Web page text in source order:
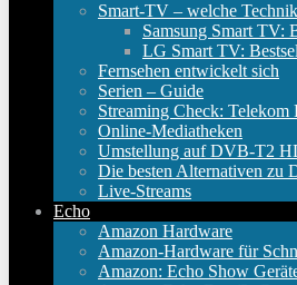
Smart-TV – welche
Samsung Smart TV:
LG Smart TV:
Fernsehen entwickelt sich
Serien – Guide
Streaming Check: Telekom
Online-Mediatheken
Umstellung auf DVB-T2
Die besten Alternativen zu
Live-Streams
Echo
Amazon Hardware
Amazon-Hardware für
Amazon: Echo Show